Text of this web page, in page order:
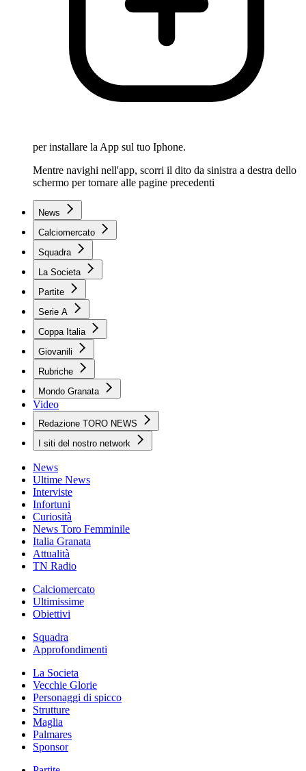
per installare la App sul tuo Iphone.
Mentre navighi nell'app, scorri il dito da sinistra a destra dello
schermo per tornare alle pagine precedenti
News
Calciomercato
Squadra
La Societa
Partite
Serie A
Coppa Italia
Giovanili
Rubriche
Mondo Granata
Video
Redazione TORO NEWS
I siti del nostro network
News
Ultime News
Interviste
Infortuni
Curiosità
News Toro Femminile
Italia Granata
Attualità
TN Radio
Calciomercato
Ultimissime
Obiettivi
Squadra
Approfondimenti
La Societa
Vecchie Glorie
Personaggi di spicco
Strutture
Maglia
Palmares
Sponsor